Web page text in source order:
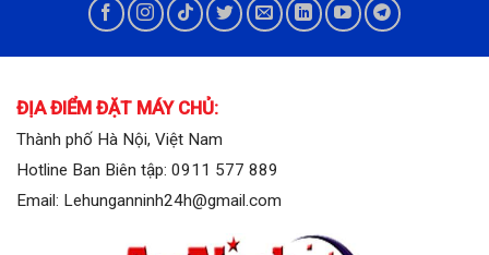
ĐỊA ĐIỂM ĐẶT MÁY CHỦ:
Thành phố Hà Nội, Việt Nam
Hotline Ban Biên tập: 0911 577 889
Email: Lehunganninh24h@gmail.com